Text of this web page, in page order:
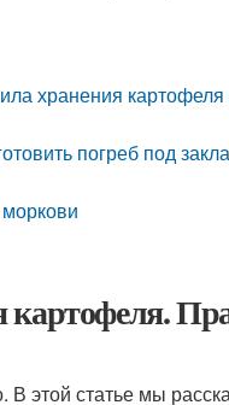
хранения картофеля
погреб под
картофеля.
В этой статье мы